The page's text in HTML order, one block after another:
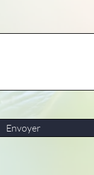
Envoyer